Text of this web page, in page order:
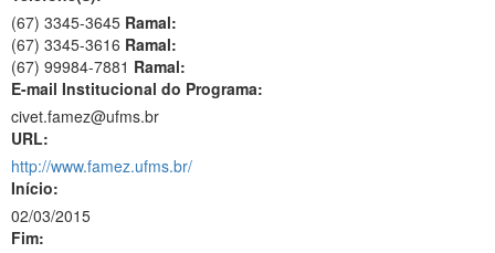
(67) 3345-3645 Ramal:
(67) 3345-3616 Ramal:
(67) 99984-7881 Ramal:
E-mail Institucional do Programa:
civet.famez@ufms.br
URL:
http://www.famez.ufms.br/
Início:
02/03/2015
Fim: